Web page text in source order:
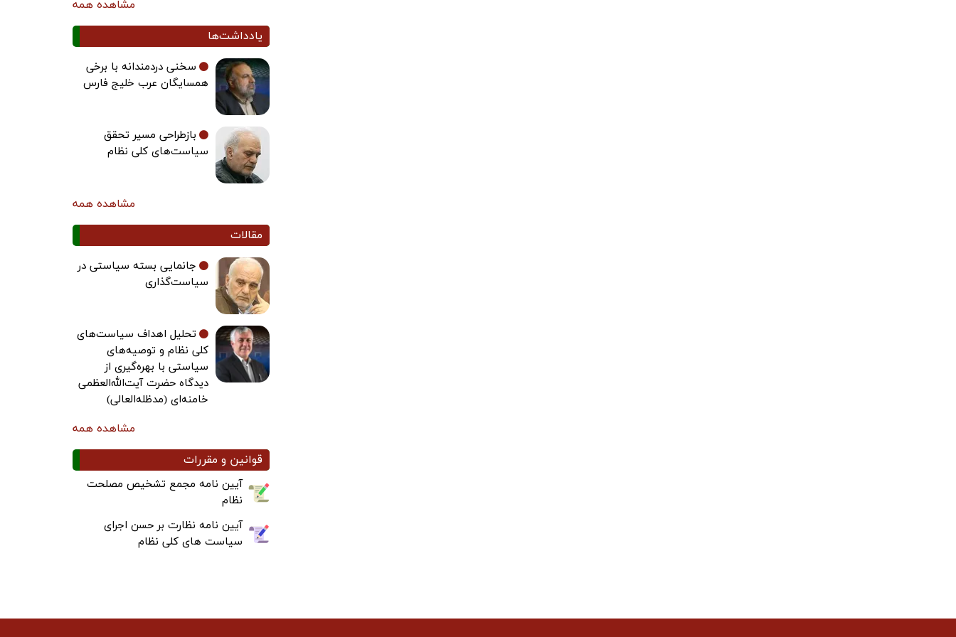
مشاهده همه
یادداشت‌ها
سخنی دردمندانه با برخی
همسایگان عرب خلیج فارس
بازطراحی مسیر تحقق
سیاست‌های کلی نظام
مشاهده همه
مقالات
جانمایی بسته سیاستی در
سیاست‌گذاری
تحلیل اهداف سیاست‌های
کلی نظام و توصیه‌های
سیاستی با بهره‌گیری از
دیدگاه حضرت آیت‌الله‌العظمی
خامنه‌ای (مدظله‌العالی)
مشاهده همه
قوانین و مقررات
آیین نامه مجمع تشخیص مصلحت
نظام
آیین نامه نظارت بر حسن اجرای
سیاست های کلی نظام